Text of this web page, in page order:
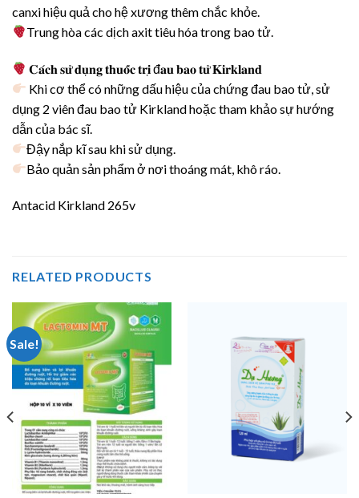
canxi hiệu quả cho hệ xương thêm chắc khỏe.
Trung hòa các dịch axit tiêu hóa trong bao tử.
𝐂𝐚́𝐜𝐡 𝐬𝐮̛̉ 𝐝𝐮̣𝐧𝐠 𝐭𝐡𝐮𝐨̂́𝐜 𝐭𝐫𝐢̣ đ𝐚𝐮 𝐛𝐚𝐨 𝐭𝐮̛̉ 𝐊𝐢𝐫𝐤𝐥𝐚𝐧𝐝
Khi cơ thể có những dấu hiệu của chứng đau bao tử, sử
dụng 2 viên đau bao tử Kirkland hoặc tham khảo sự hướng
dẫn của bác sĩ.
Đậy nắp kĩ sau khi sử dụng.
Bảo quản sản phẩm ở nơi thoáng mát, khô ráo.
Antacid Kirkland 265v
RELATED PRODUCTS
Sale!